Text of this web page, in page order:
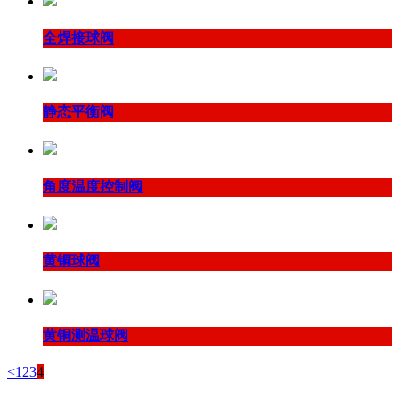
全焊接球阀
静态平衡阀
角度温度控制阀
黄铜球阀
黄铜测温球阀
<1 234